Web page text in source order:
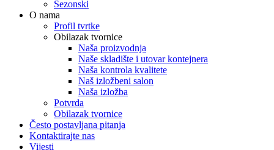
Sezonski
O nama
Profil tvrtke
Obilazak tvornice
Naša proizvodnja
Naše skladište i utovar kontejnera
Naša kontrola kvalitete
Naš izložbeni salon
Naša izložba
Potvrda
Obilazak tvornice
Često postavljana pitanja
Kontaktirajte nas
Vijesti